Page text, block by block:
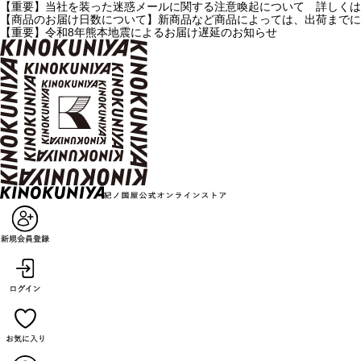
【重要】当社を装った迷惑メールに関する注意喚起について 詳しく
【商品のお届け日数について】新商品など商品によっては、出荷ま
【重要】令和8年熊本地震によるお届け遅延のお知らせ